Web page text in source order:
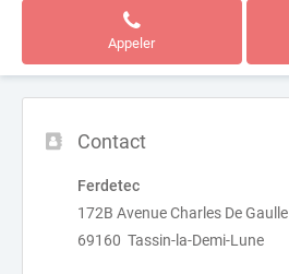
Appeler
Contact
Ferdetec
172B Avenue Charles De Gaulle
69160 Tassin-la-Demi-Lune